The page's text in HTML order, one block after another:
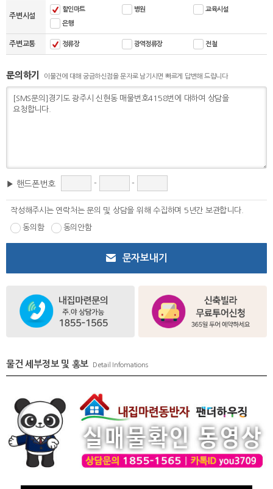
주변시설
할인마트 병원 교육시설
은행
주변교통 정류장 광역정류장 전철
문의하기 이물건에 대해 궁금하신점을 문자로 남기시면 빠르게 답변해 드립니다
▶ 핸드폰번호 - -
작성해주시는 연락처는 문의 및 상담을 위해 수집하며 5년간 보관합니다.
동의함 동의안함
문자보내기
물건 세부정보 및 홍보 Detail Infomations